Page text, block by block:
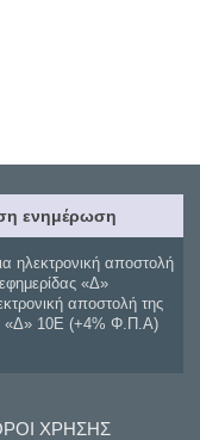
ενημέρωση
ηλεκτρονική αποστολή
«Δ»
αποστολή της
«Δ» 10Ε (+4% Φ.Π.Α)
ΧΡΗΣΗΣ